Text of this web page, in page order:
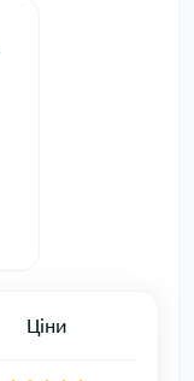
Ціни